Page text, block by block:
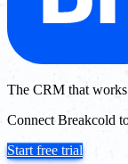
The CRM that
Connect Breakcold
Start free trial